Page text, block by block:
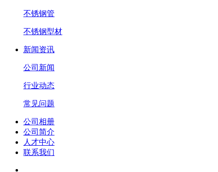
不锈钢管
不锈钢型材
新闻资讯
公司新闻
行业动态
常见问题
公司相册
公司简介
人才中心
联系我们